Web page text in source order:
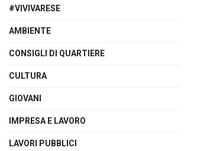
#VIVIVARESE
AMBIENTE
CONSIGLI DI QUARTIERE
CULTURA
GIOVANI
IMPRESA E LAVORO
LAVORI PUBBLICI